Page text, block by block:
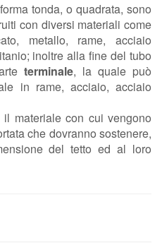
tonda, o quadrata, sono
con diversi materiali come
metallo, rame, acciaio
inoltre alla fine del tubo
terminale, la quale può
in rame, acciaio, acciaio
materiale con cui vengono
che dovranno sostenere,
del tetto ed al loro